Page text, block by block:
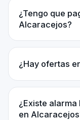
¿Tengo que
Alcaracejos?
¿Hay ofertas
¿Existe
en